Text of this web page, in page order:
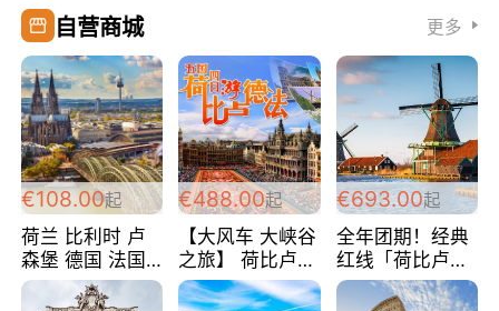
自营商城 更多
€108.00起
荷兰 比利时 卢
森堡 德国 法国
超爽玩遍西欧 循
环线 全程四星宾
€488.00起
【大风车 大峡谷
之旅】 荷比卢德
法 巴黎上下 经
典五国四日游
€693.00起
全年团期！经典
红线「荷比卢德
法」七天循环 五
国 仅售99欧/人/